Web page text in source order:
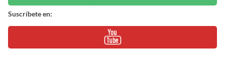
Suscríbete en: